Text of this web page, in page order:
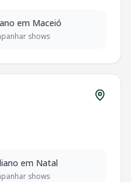
em Maceió
shows
em Natal
shows